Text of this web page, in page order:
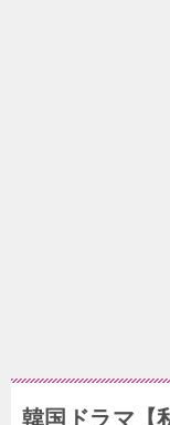
韓国ドラマ【